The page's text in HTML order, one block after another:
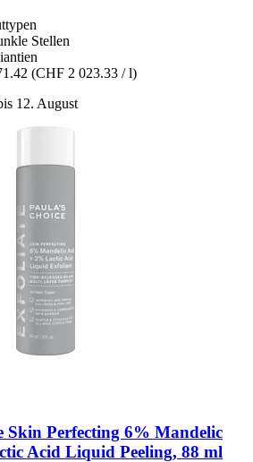
Stellen
(CHF 2 023.33 / l)
12. August
Skin Perfecting 6% Mandelic
Acid Liquid Peeling, 88 ml